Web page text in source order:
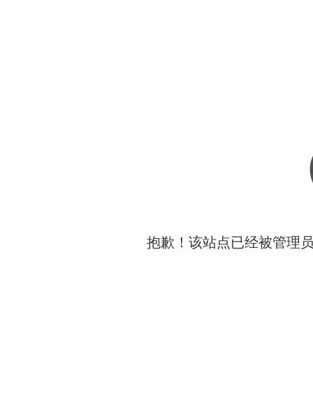
抱歉！该站点已经被管理